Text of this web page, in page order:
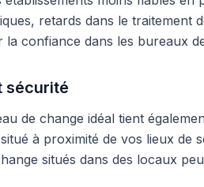
retards dans le traitement
la confiance dans les bureaux
sécurité
de change idéal tient
à proximité de vos lieux de
situés dans des locaux